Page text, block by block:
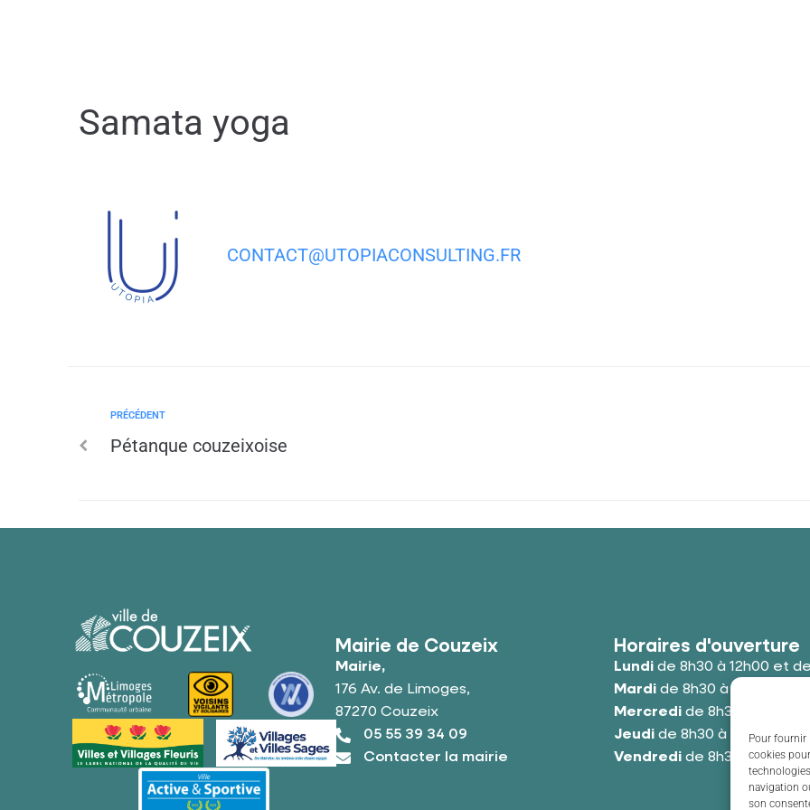
Pour fournir
cookies
navigation
son
Samata yoga
CONTACT@UTOPIACONSULTING.FR
PRÉCÉDENT
Pétanque couzeixoise
Mairie de Couzeix
Mairie,
176 Av. de Limoges,
87270 Couzeix
05 55 39 34 09
Contacter la mairie
Horaires d'ouverture
Lundide 8h30 à 12h00 et de
Mardide 8h30 à 12h00 et de
Mercredide 8h30 à 12h00
Jeudide 8h30 à 12h00 et
Vendredide 8h30 à 12h00